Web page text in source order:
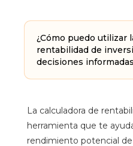
¿Cómo puedo utilizar
rentabilidad de
decisiones
La calculadora de
herramienta que te
rendimiento potencial